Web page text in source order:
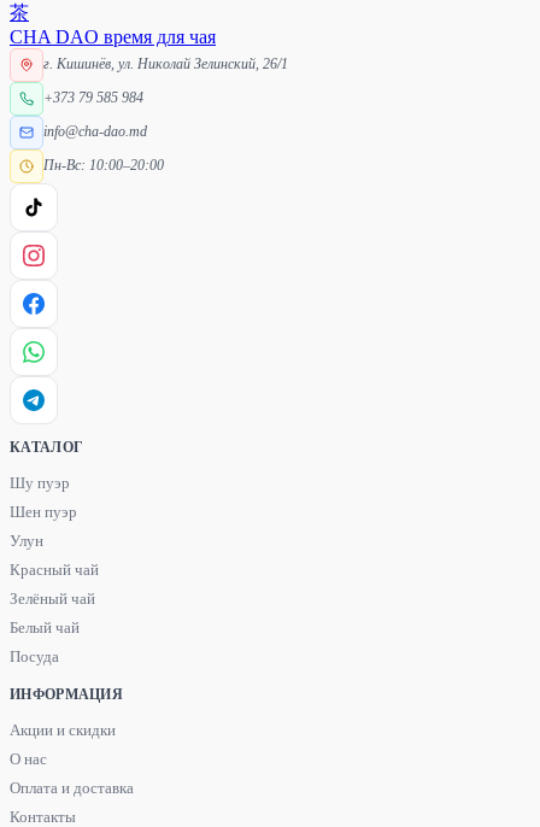
茶
CHA DAO время для чая
г. Кишинёв, ул. Николай Зелинский, 26/1
+373 79 585 984
info@cha-dao.md
Пн-Вс: 10:00–20:00
КАТАЛОГ
Шу пуэр
Шен пуэр
Улун
Красный чай
Зелёный чай
Белый чай
Посуда
ИНФОРМАЦИЯ
Акции и скидки
О нас
Оплата и доставка
Контакты